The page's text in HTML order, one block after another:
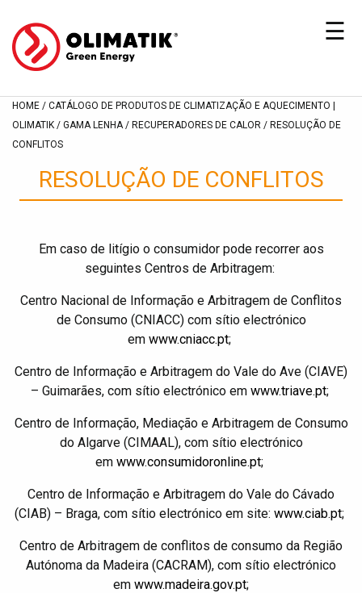
Quem
Somos
Especialistas
Climatização
Biomassa
Serviços
de
Metalomecânica,
Laser
e
|
☰
Quem
Somos
Especialistas
Climatização
Biomassa
Serviços
de
Metalomecânica,
Laser
e
|
☰
HOME
CATÁLOGO DE PRODUTOS DE CLIMATIZAÇÃO E AQUECIMENTO |
OLIMATIK
GAMA LENHA RECUPERADORES DE CALOR
RESOLUÇÃO DE
CONFLITOS
RESOLUÇÃO DE CONFLITOS
Em caso de litígio o consumidor pode recorrer aos
seguintes Centros de Arbitragem:
Centro Nacional de Informação e Arbitragem de Conflitos
de Consumo (CNIACC) com sítio electrónico
em www.cniacc.pt;
Centro de Informação e Arbitragem do Vale do Ave (CIAVE)
– Guimarães, com sítio electrónico em www.triave.pt;
Centro de Informação, Mediação e Arbitragem de Consumo
do Algarve (CIMAAL), com sítio electrónico
em www.consumidoronline.pt;
Centro de Informação e Arbitragem do Vale do Cávado
(CIAB) – Braga, com sítio electrónico em site: www.ciab.pt;
Centro de Arbitragem de conflitos de consumo da Região
Autónoma da Madeira (CACRAM), com sítio electrónico
em www.madeira.gov.pt;